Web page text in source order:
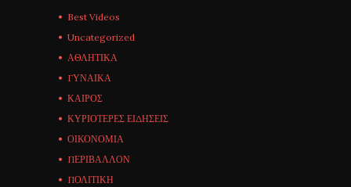
Best Videos
Uncategorized
ΑΘΛΗΤΙΚΑ
ΓΥΝΑΙΚΑ
ΚΑΙΡΟΣ
ΚΥΡΙΟΤΕΡΕΣ ΕΙΔΗΣΕΙΣ
ΟΙΚΟΝΟΜΙΑ
ΠΕΡΙΒΑΛΛΟΝ
ΠΟΛΙΤΙΚΗ